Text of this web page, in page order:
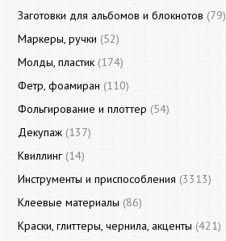
Заготовки для альбомов и блокнотов (79)
Маркеры, ручки (52)
Молды, пластик (174)
Фетр, фоамиран (110)
Фольгирование и плоттер (54)
Декупаж (137)
Квиллинг (14)
Инструменты и приспособления (3313)
Клеевые материалы (86)
Краски, глиттеры, чернила, акценты (421)